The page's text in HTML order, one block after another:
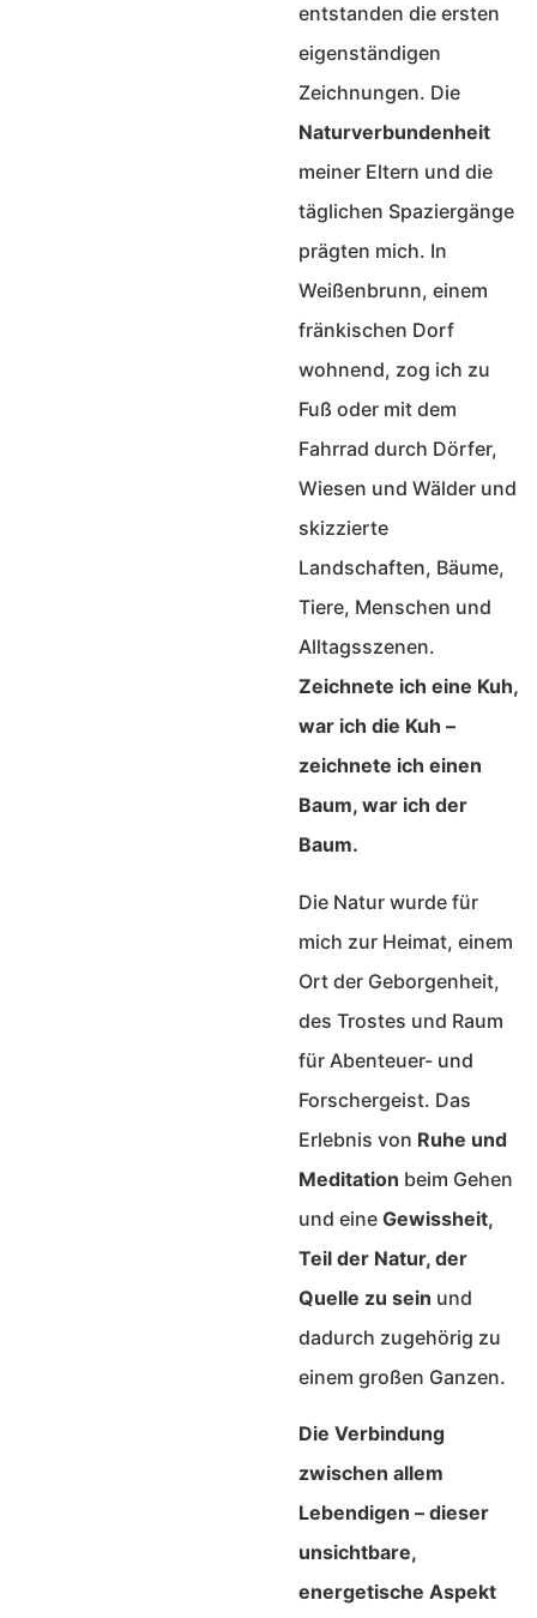
entstanden die ersten
eigenständigen
Zeichnungen. Die
Naturverbundenheit
meiner Eltern und die
täglichen Spaziergänge
prägten mich. In
Weißenbrunn, einem
fränkischen Dorf
wohnend, zog ich zu
Fuß oder mit dem
Fahrrad durch Dörfer,
Wiesen und Wälder und
skizzierte
Landschaften, Bäume,
Tiere, Menschen und
Alltagsszenen.
Zeichnete ich eine Kuh,
war ich die Kuh –
zeichnete ich einen
Baum, war ich der
Baum.
Die Natur wurde für
mich zur Heimat, einem
Ort der Geborgenheit,
des Trostes und Raum
für Abenteuer- und
Forschergeist. Das
Erlebnis von Ruhe und
Meditation beim Gehen
und eine Gewissheit,
Teil der Natur, der
Quelle zu sein und
dadurch zugehörig zu
einem großen Ganzen.
Die Verbindung
zwischen allem
Lebendigen – dieser
unsichtbare,
energetische Aspekt